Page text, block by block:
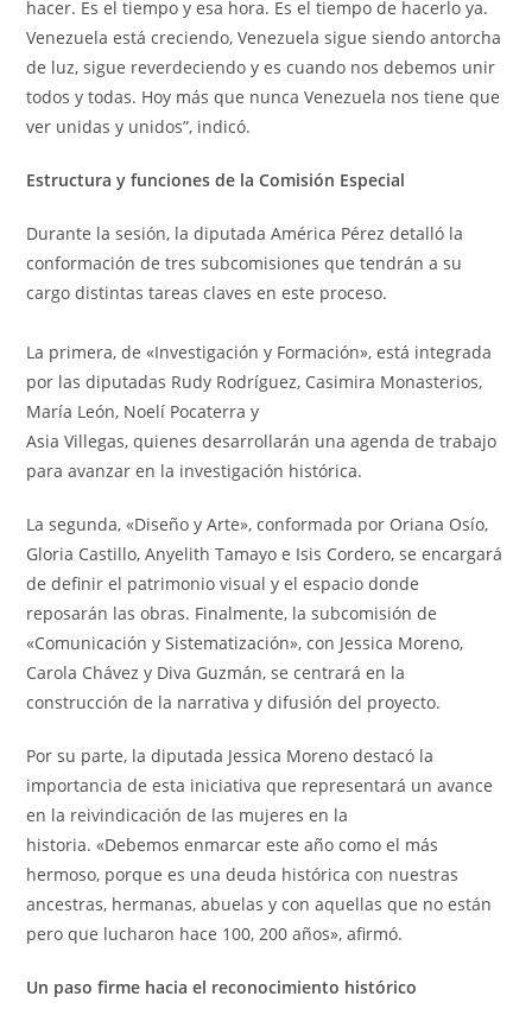
hacer. Es el tiempo y esa hora. Es el tiempo de hacerlo ya.
Venezuela está creciendo, Venezuela sigue siendo antorcha
de luz, sigue reverdeciendo y es cuando nos debemos unir
todos y todas. Hoy más que nunca Venezuela nos tiene que
ver unidas y unidos”, indicó.
Estructura y funciones de la Comisión Especial
Durante la sesión, la diputada América Pérez detalló la
conformación de tres subcomisiones que tendrán a su
cargo distintas tareas claves en este proceso.
La primera, de «Investigación y Formación», está integrada
por las diputadas Rudy Rodríguez, Casimira Monasterios,
María León, Noelí Pocaterra y
Asia Villegas, quienes desarrollarán una agenda de trabajo
para avanzar en la investigación histórica.
La segunda, «Diseño y Arte», conformada por Oriana Osío,
Gloria Castillo, Anyelith Tamayo e Isis Cordero, se encargará
de definir el patrimonio visual y el espacio donde
reposarán las obras. Finalmente, la subcomisión de
«Comunicación y Sistematización», con Jessica Moreno,
Carola Chávez y Diva Guzmán, se centrará en la
construcción de la narrativa y difusión del proyecto.
Por su parte, la diputada Jessica Moreno destacó la
importancia de esta iniciativa que representará un avance
en la reivindicación de las mujeres en la
historia. «Debemos enmarcar este año como el más
hermoso, porque es una deuda histórica con nuestras
ancestras, hermanas, abuelas y con aquellas que no están
pero que lucharon hace 100, 200 años», afirmó.
Un paso firme hacia el reconocimiento histórico